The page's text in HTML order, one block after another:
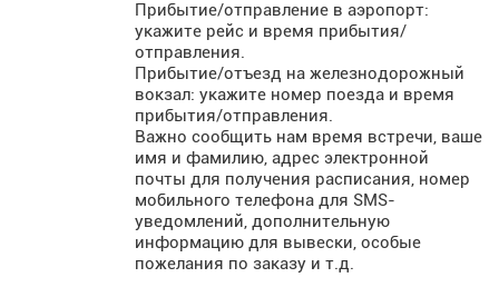
Прибытие/отправление в аэропорт:
укажите рейс и время прибытия/
отправления.
Прибытие/отъезд на железнодорожный
вокзал: укажите номер поезда и время
прибытия/отправления.
Важно сообщить нам время встречи, ваше
имя и фамилию, адрес электронной
почты для получения расписания, номер
мобильного телефона для SMS-
уведомлений, дополнительную
информацию для вывески, особые
пожелания по заказу и т.д.